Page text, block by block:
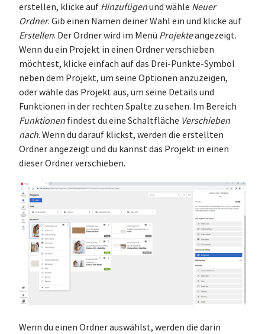
erstellen, klicke auf Hinzufügenund wähle Neuer
Ordner. Gib einen Namen deiner Wahl ein und klicke auf
Erstellen. Der Ordner wird im Menü Projekteangezeigt.
Wenn du ein Projekt in einen Ordner verschieben
möchtest, klicke einfach auf das Drei-Punkte-Symbol
neben dem Projekt, um seine Optionen anzuzeigen,
oder wähle das Projekt aus, um seine Details und
Funktionen in der rechten Spalte zu sehen. Im Bereich
Funktionen findest du eine Schaltfläche Verschieben
nach. Wenn du darauf klickst, werden die erstellten
Ordner angezeigt und du kannst das Projekt in einen
dieser Ordner verschieben.
Wenn du einen Ordner auswählst, werden die darin